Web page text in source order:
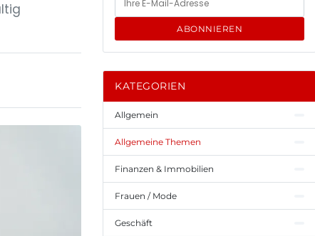
ABONNIEREN
KATEGORIEN
Allgemein
Allgemeine Themen
Finanzen & Immobilien
Frauen / Mode
Geschäft